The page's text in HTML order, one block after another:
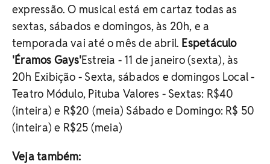
expressão. O musical está em cartaz todas as
sextas, sábados e domingos, às 20h, e a
temporada vai até o mês de abril. Espetáculo
'Éramos Gays'Estreia - 11 de janeiro (sexta), às
20h Exibição - Sexta, sábados e domingos Local -
Teatro Módulo, Pituba Valores - Sextas: R$40
(inteira) e R$20 (meia) Sábado e Domingo: R$ 50
(inteira) e R$25 (meia)
Veja também: